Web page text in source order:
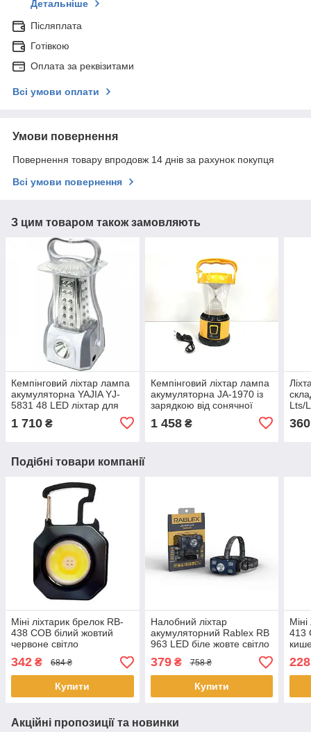
Детальніше
Післяплата
Готівкою
Оплата за реквізитами
Всі умови оплати
Умови повернення
Повернення товару впродовж 14 днів за рахунок покупця
Всі умови повернення
З цим товаром також замовляють
Кемпінговий ліхтар лампа
акумуляторна YAJIA YJ-
5831 48 LED ліхтар для
1 710 ₴
Кемпінговий ліхтар лампа
акумуляторна JA-1970 із
зарядкою від сонячної
функцією USB
1 458₴
Lts/
360
Подібні товари компанії
Міні ліхтарик брелок RB-
438 COB білий жовтий
червоне світло
кишеньковий світильник з
карабіном відкривачкою
IP44
342 ₴ 684 ₴
Купити
Налобний ліхтар
акумуляторний Rablex RB
963 LED біле жовте світло
+ червона підсвітка з
датчиком руху
379₴ 758 ₴
Купити
413
228
Акційні пропозиції та новинки